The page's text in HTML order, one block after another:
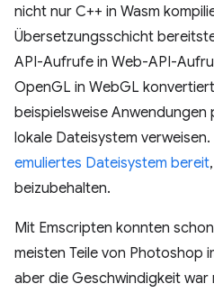
nicht nur C++ in Wasm
Übersetzungsschicht
API-Aufrufe in Web-API-
OpenGL in WebGL
beispielsweise
lokale Dateisystem verweisen.
emuliertes Dateisystem bereit
beizubehalten.
Mit Emscripten konnten
meisten Teile von Photoshop
aber die Geschwindigkeit war